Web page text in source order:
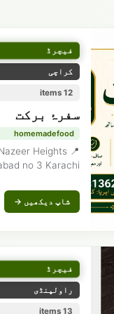
فیچرڈ
کراچی
12 items
سفرۂ برکت
homemadefood
no 3 Karachi
شاپ دیکھیں →
فیچرڈ
راولپنڈی
13 items